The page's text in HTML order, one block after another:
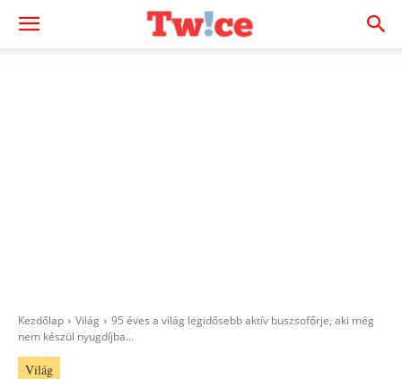
Kezdőlap Világ
95 éves a világ legidősebb aktív buszsofőrje, aki még
nem készül nyugdíjba...
Világ